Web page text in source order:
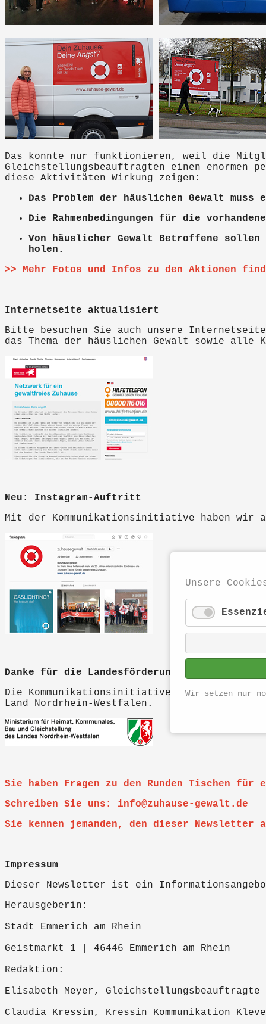
Das konnte nur funktionieren, weil die
Gleichstellungsbeauftragten einen enormen
diese Aktivitäten Wirkung zeigen:
Das Problem der häuslichen Gewalt
Die Rahmenbedingungen für die
Von häuslicher Gewalt Betroffene
holen.
>> Mehr Fotos und Infos zu den Aktionen
Internetseite aktualisiert
Bitte besuchen Sie auch unsere
das Thema der häuslichen Gewalt sowie
Neu: Instagram-Auftritt
Mit der Kommunikationsinitiative haben wir
Danke für die Landesförderung
Die Kommunikationsinitiative "Dein
Land Nordrhein-Westfalen.
Sie haben Fragen zu den Runden Tischen für
Schreiben Sie uns: info@zuhause-gewalt.de
Sie kennen jemanden, den dieser
Impressum
Dieser Newsletter ist ein
Herausgeberin:
Stadt Emmerich am Rhein
Geistmarkt 1 | 46446 Emmerich am Rhein
Redaktion:
Elisabeth Meyer, Gleichstellungsbeauftragte
Claudia Kressin, Kressin Kommunikation Kleve
Unsere
Wir setzen nur